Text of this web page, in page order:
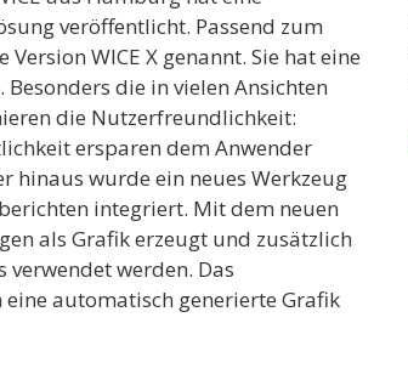
veröffentlicht. Passend zum
WICE X genannt. Sie hat eine
die in vielen Ansichten
die Nutzerfreundlichkeit:
ersparen dem Anwender
hinaus wurde ein neues Werkzeug
integriert. Mit dem neuen
als Grafik erzeugt und zusätzlich
verwendet werden. Das
automatisch generierte Grafik